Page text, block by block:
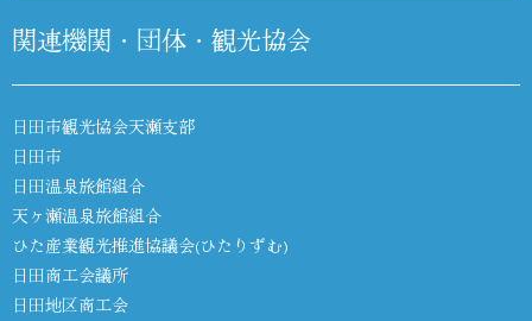
関連機関・団体・観光協会
日田市観光協会天瀬支部
日田市
日田温泉旅館組合
天ヶ瀬温泉旅館組合
ひた産業観光推進協議会(ひたりずむ)
日田商工会議所
日田地区商工会